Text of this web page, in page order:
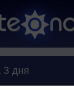
3 дня